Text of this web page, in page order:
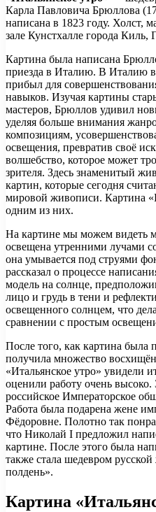
Карла Павловича Брюллова
написана в 1823 году. Холст,
зале Кунстхалле города Киль,
Картина была написана
приезда в Италию. В Италию
прибыл для
навыков. Изучая картины
мастеров, Брюллов удивил
уделяя больше внимания
композициям,
освещения, превратив своё
волшебство, которое может
зрителя. Здесь знаменитый
картин, которые сегодня
мировой живописи. Картина
одним из них.
На картине мы можем видеть
освещена утренними лучами
она умывается под струями
рассказал о процессе
модель на солнце,
лицо и грудь в тени и
освещенного солнцем, что
сравнении с простым
После того, как картина была
получила множество
«Итальянское утро» увидели
оценили работу очень
российское Императорское
Работа была подарена жене
Фёдоровне. Полотно так
что Николай I предложил
картине. После этого была
также стала шедевром
полдень».
Картина